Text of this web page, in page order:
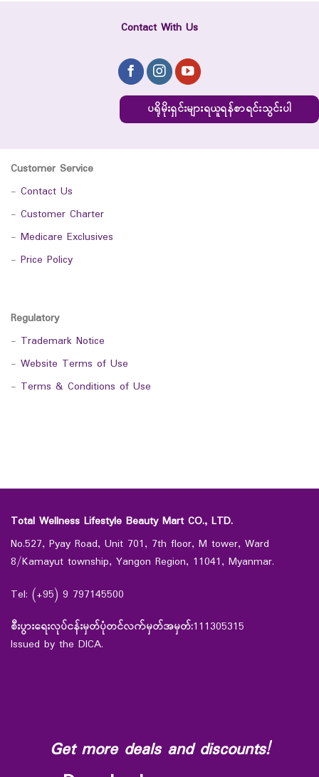
Contact With Us
ပရိုမိုးရှင်းများရယူရန်စာရင်းသွင်းပါ
Customer Service
- Contact Us
- Customer Charter
- Medicare Exclusives
- Price Policy
Regulatory
- Trademark Notice
- Website Terms of Use
- Terms & Conditions of Use
Total Wellness Lifestyle Beauty Mart CO., LTD.
No.527, Pyay Road, Unit 701, 7th floor, M tower, Ward
8/Kamayut township, Yangon Region, 11041, Myanmar.
Tel: (+95) 9 797145500
စီးပွားရေးလုပ်ငန်းမှတ်ပုံတင်လက်မှတ်အမှတ်:111305315
Issued by the DICA.
Get more deals and discounts!